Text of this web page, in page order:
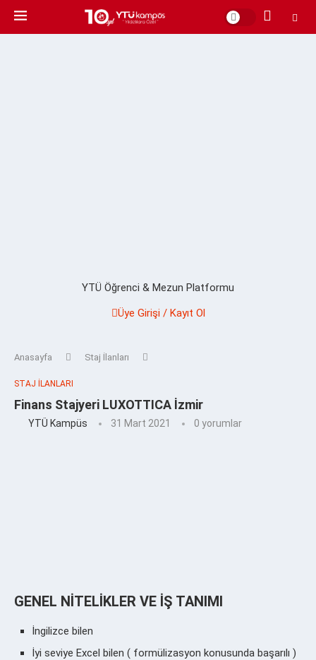
YTÜ Öğrenci & Mezun Platformu
Üye Girişi / Kayıt Ol
Anasayfa Staj İlanları
STAJ İLANLARI
Finans Stajyeri LUXOTTICA İzmir
YTÜ Kampüs 31 Mart 2021 0 yorumlar
GENEL NİTELİKLER VE İŞ TANIMI
İngilizce bilen
İyi seviye Excel bilen ( formülizasyon konusunda başarılı )